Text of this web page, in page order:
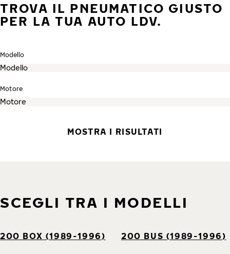
TROVA IL PNEUMATICO GIUSTO
PER LA TUA AUTO LDV.
Modello
Motore
MOSTRA I RISULTATI
SCEGLI TRA I MODELLI
200 BOX (1989-1996) 200 BUS (1989-1996)